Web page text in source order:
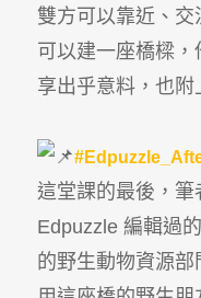
雙方可以靠近、交
可以建一座橋樑
享出乎意料，也附
這堂課的最後，筆
Edpuzzle 編輯過
的野生動物資源